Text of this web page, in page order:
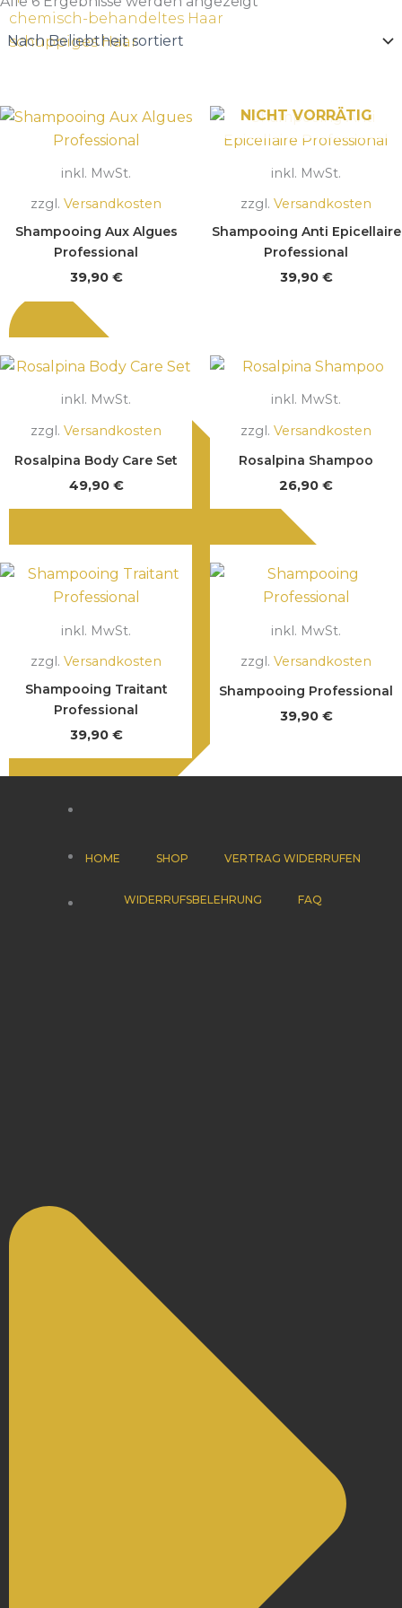
chemisch-behandeltes Haar
schuppiges Haar
inkl. MwSt.
zzgl. Versandkosten
Shampooing Aux Algues
Professional
39,90 €
NICHT VORRÄTIG
inkl. MwSt.
zzgl. Versandkosten
Shampooing Anti Epicellaire
Professional
39,90 €
inkl. MwSt.
zzgl. Versandkosten
Rosalpina Body Care Set
49,90 €
inkl. MwSt.
zzgl. Versandkosten
Rosalpina Shampoo
26,90 €
inkl. MwSt.
zzgl. Versandkosten
Shampooing Traitant
Professional
39,90 €
inkl. MwSt.
zzgl. Versandkosten
Shampooing Professional
39,90 €
HOME SHOP VERTRAG WIDERRUFEN
WIDERRUFSBELEHRUNG FAQ